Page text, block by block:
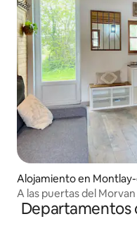
Alojamiento en
A las puertas del Morvan
Departamentos